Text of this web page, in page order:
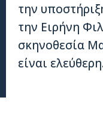
την
την Ειρήνη
σκηνοθεσία
είναι ελεύθερη.​